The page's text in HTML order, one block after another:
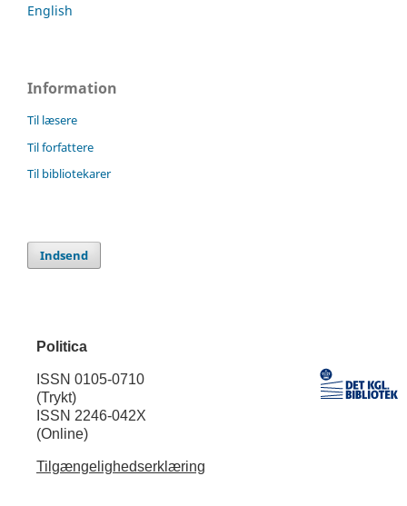
English
Information
Til læsere
Til forfattere
Til bibliotekarer
Indsend
Politica
ISSN 0105-0710
(Trykt)
ISSN 2246-042X
(Online)
Tilgængelighedserklæring